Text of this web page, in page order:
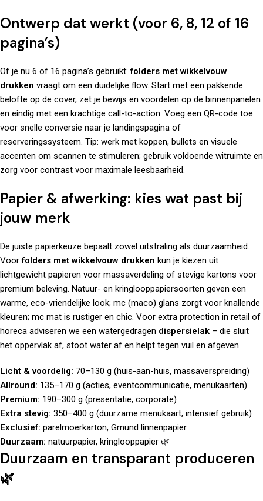
Ontwerp dat werkt (voor 6, 8, 12 of 16
pagina’s)
Of je nu 6 of 16 pagina’s gebruikt:folders met wikkelvouw
drukken vraagt om een duidelijke flow. Start met een pakkende
belofte op de cover, zet je bewijs en voordelen op de binnenpanelen
en eindig met een krachtige call-to-action. Voeg een QR-code toe
voor snelle conversie naar je landingspagina of
reserveringssysteem. Tip: werk met koppen, bullets en visuele
accenten om scannen te stimuleren; gebruik voldoende witruimte en
zorg voor contrast voor maximale leesbaarheid.
Papier & afwerking: kies wat past bij
jouw merk
De juiste papierkeuze bepaalt zowel uitstraling als duurzaamheid.
Voorfolders met wikkelvouw drukken kun je kiezen uit
lichtgewicht papieren voor massaverdeling of stevige kartons voor
premium beleving. Natuur- en kringlooppapiersoorten geven een
warme, eco-vriendelijke look; mc (maco) glans zorgt voor knallende
kleuren; mc mat is rustiger en chic. Voor extra protection in retail of
horeca adviseren we een watergedragen dispersielak – die sluit
het oppervlak af, stoot water af en helpt tegen vuil en afgeven.
Licht & voordelig: 70–130 g (huis-aan-huis, massaverspreiding)
Allround: 135–170 g (acties, eventcommunicatie, menukaarten)
Premium: 190–300 g (presentatie, corporate)
Extra stevig: 350–400 g (duurzame menukaart, intensief gebruik)
Exclusief: parelmoerkarton, Gmund linnenpapier
Duurzaam: natuurpapier, kringlooppapier 🌿
Duurzaam en transparant produceren
🌿